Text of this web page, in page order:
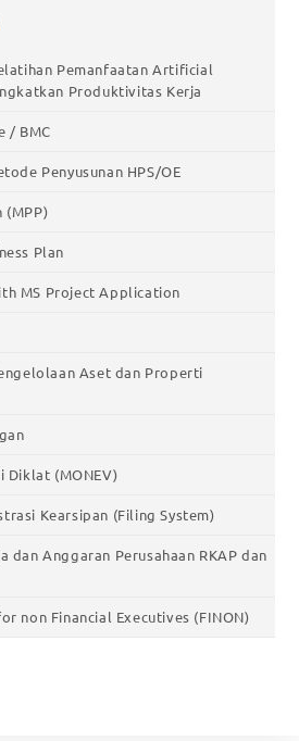
Pemanfaatan Artificial
Produktivitas Kerja
/ BMC
Penyusunan HPS/OE
(MPP)
Plan
MS Project Application
Aset dan Properti
Diklat (MONEV)
Kearsipan (Filing System)
dan Anggaran Perusahaan RKAP dan
non Financial Executives (FINON)